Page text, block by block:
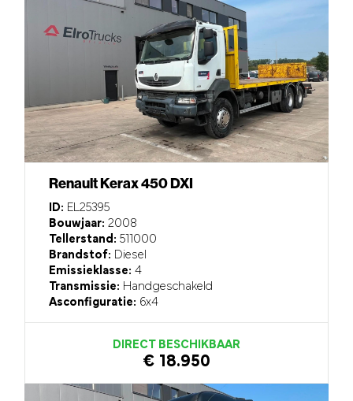
Renault Kerax 450 DXI
ID: EL25395
Bouwjaar: 2008
Tellerstand: 511000
Brandstof: Diesel
Emissieklasse: 4
Transmissie: Handgeschakeld
Asconfiguratie: 6x4
DIRECT BESCHIKBAAR
€ 18.950